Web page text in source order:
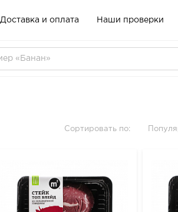
Доставка и оплата Наши проверки
Сортировать по: